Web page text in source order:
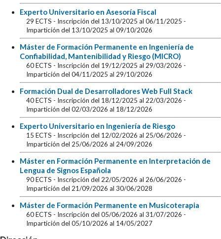
Experto Universitario en Asesoría Fiscal
29 ECTS - Inscripción del 13/10/2025 al 06/11/2025 -
Impartición del 13/10/2025 al 09/10/2026
Máster de Formación Permanente en Ingeniería de
Confiabilidad, Mantenibilidad y Riesgo (MICRO)
60 ECTS - Inscripción del 19/12/2025 al 29/03/2026 -
Impartición del 04/11/2025 al 29/10/2026
Formación Dual de Desarrolladores Web Full Stack
40 ECTS - Inscripción del 18/12/2025 al 22/03/2026 -
Impartición del 02/03/2026 al 18/12/2026
Experto Universitario en Ingeniería de Riesgo
15 ECTS - Inscripción del 12/02/2026 al 25/06/2026 -
Impartición del 25/06/2026 al 24/09/2026
Máster en Formación Permanente en Interpretación de
Lengua de Signos Española
90 ECTS - Inscripción del 22/05/2026 al 26/06/2026 -
Impartición del 21/09/2026 al 30/06/2028
Máster de Formación Permanente en Musicoterapia
60 ECTS - Inscripción del 05/06/2026 al 31/07/2026 -
Impartición del 05/10/2026 al 14/05/2027